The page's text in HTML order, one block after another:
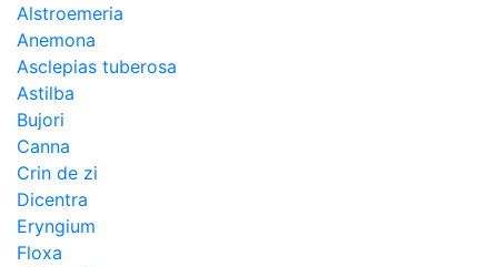
Alstroemeria
Anemona
Asclepias tuberosa
Astilba
Bujori
Canna
Crin de zi
Dicentra
Eryngium
Floxa